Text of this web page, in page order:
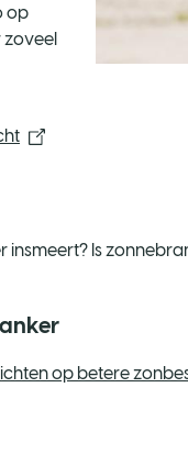
op
zoveel
insmeert? Is
op betere